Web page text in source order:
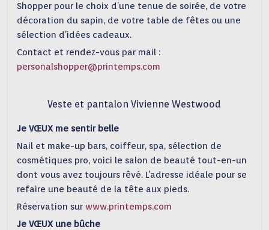
Shopper pour le choix d’une tenue de soirée, de votre
décoration du sapin, de votre table de fêtes ou une
sélection d’idées cadeaux.
Contact et rendez-vous par mail :
personalshopper@printemps.com
Veste et pantalon Vivienne Westwood
Je VŒUX me sentir belle
Nail et make-up bars, coiffeur, spa, sélection de
cosmétiques pro, voici le salon de beauté tout-en-un
dont vous avez toujours rêvé. L’adresse idéale pour se
refaire une beauté de la tête aux pieds.
Réservation surwww.printemps.com
Je VŒUX une bûche